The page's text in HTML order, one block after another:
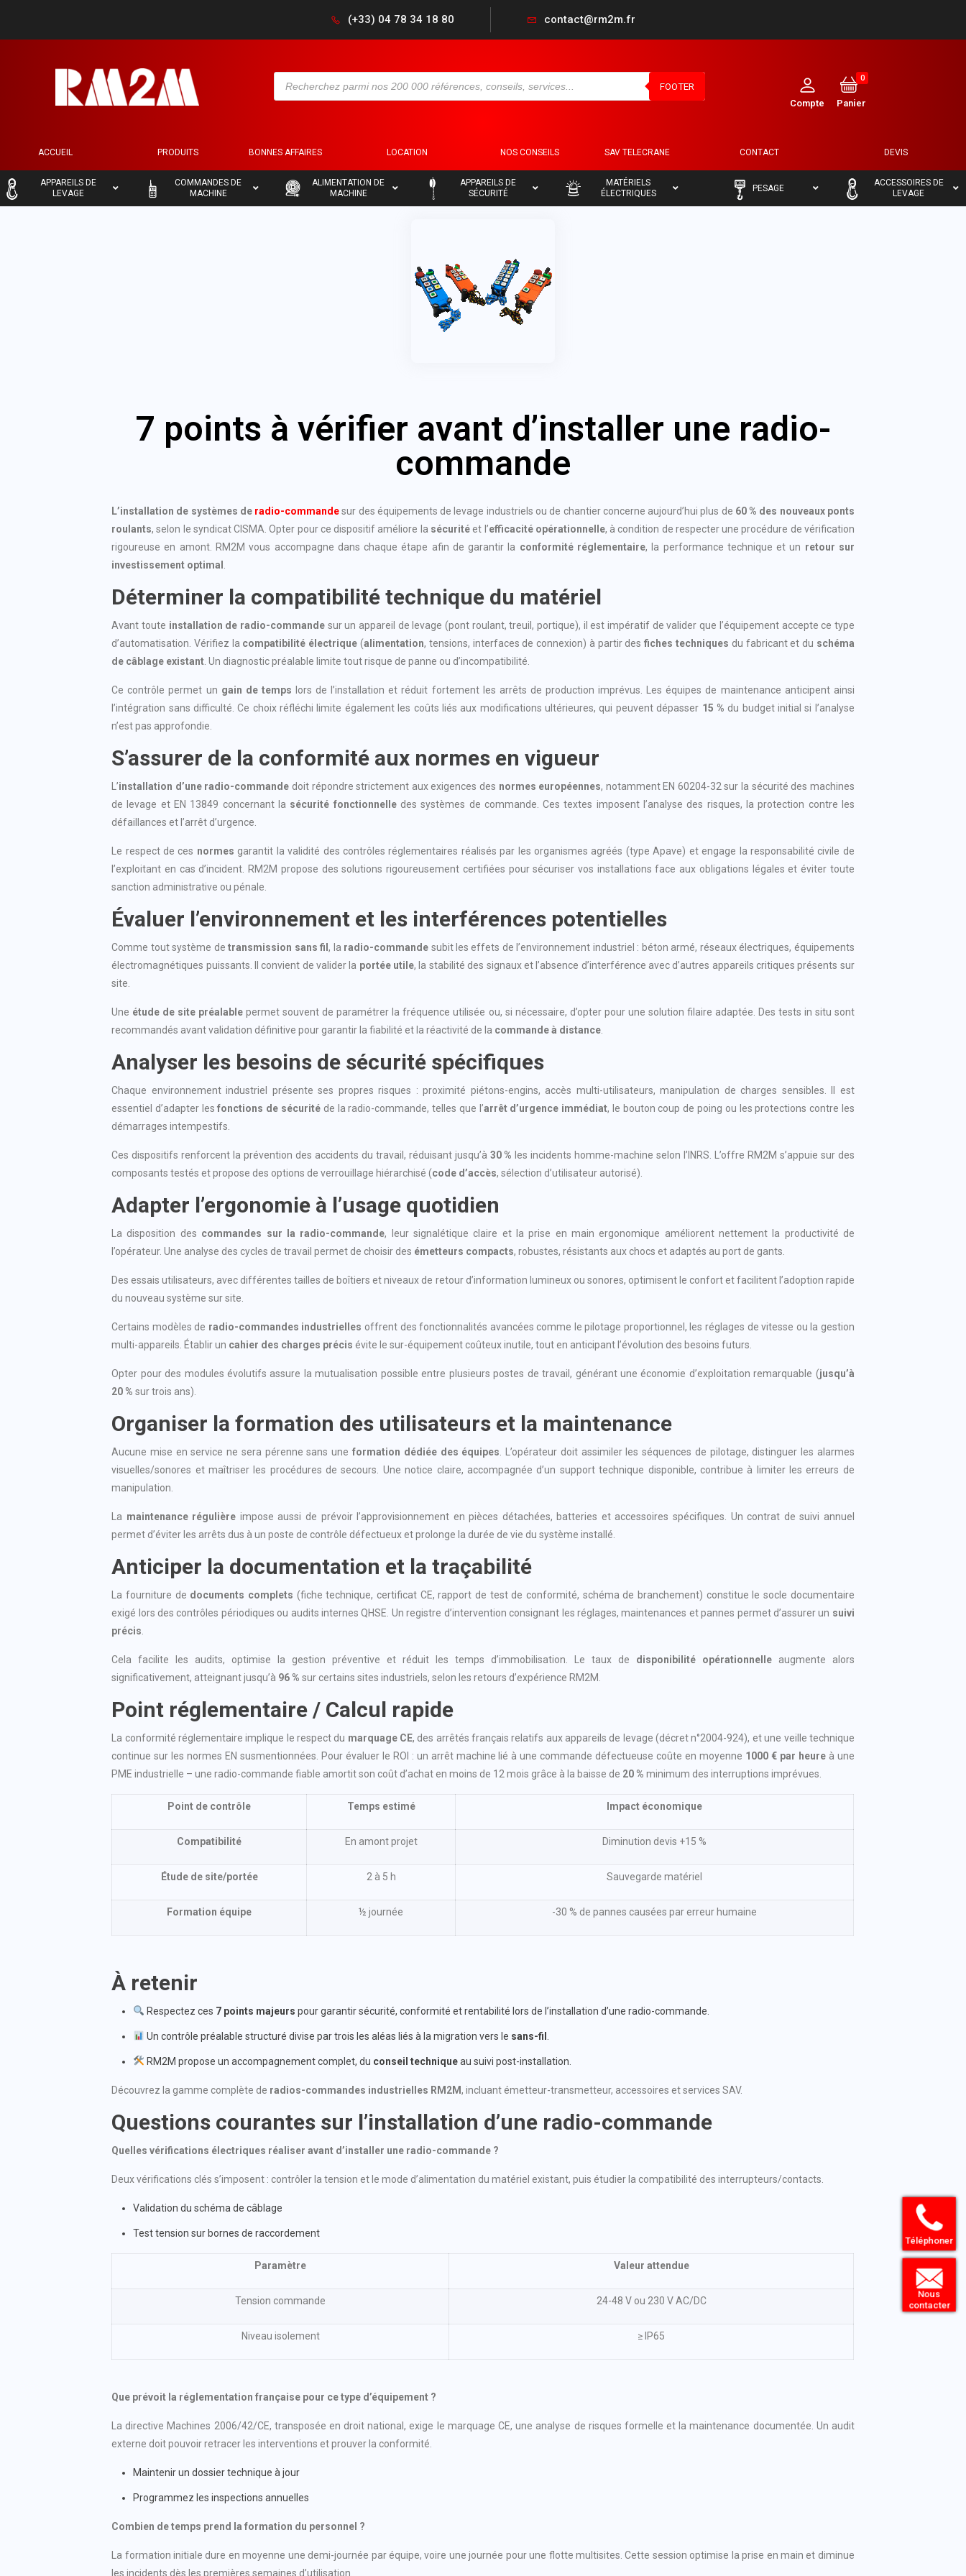
(+33) 04 78 34 18 80 contact@rm2m.fr
FOOTER
0
ACCUEIL
– PRODUITS
– BONNES AFFAIRES
– LOCATION
– NOS CONSEILS SAV TELECRANE
– CONTACT
– DEVIS
–
APPAREILS DE
LEVAGE
COMMANDES DE
MACHINE
ALIMENTATION DE
MACHINE
APPAREILS DE
SÉCURITÉ
MATÉRIELS
ÉLECTRIQUES
PESAGE
ACCESSOIRES DE
LEVAGE
7 points à vérifier avant d’installer une radio-
commande
L’installation de systèmes de radio-commandesur des équipements de levage industriels ou de chantier concerne aujourd’hui plus de 60 % des nouveaux ponts
roulants, selon le syndicat CISMA. Opter pour ce dispositif améliore la sécuritéet l’efficacité opérationnelle, à condition de respecter une procédure de vérification
rigoureuse en amont. RM2M vous accompagne dans chaque étape afin de garantir la conformité réglementaire, la performance technique et un retour sur
investissement optimal
Déterminer la compatibilité technique du matériel
Avant toute installation de radio-commandesur un appareil de levage (pont roulant, treuil, portique), il est impératif de valider que l’équipement accepte ce type
d’automatisation. Vérifiez la compatibilité électrique (alimentation, tensions, interfaces de connexion) à partir desfiches techniques du fabricant et du schéma
de câblage existant . Un diagnostic préalable limite tout risque de panne ou d’incompatibilité.
Ce contrôle permet un gain de temps lors de l’installation et réduit fortement les arrêts de production imprévus. Les équipes de maintenance anticipent ainsi
l’intégration sans difficulté. Ce choix réfléchi limite également les coûts liés aux modifications ultérieures, qui peuvent dépasser 15 % du budget initial si l’analyse
n’est pas approfondie.
S’assurer de la conformité aux normes en vigueur
L’installation d’une radio-commande doit répondre strictement aux exigences des normes européennes, notamment EN 60204-32 sur la sécurité des machines
de levage et EN 13849 concernant la sécurité fonctionnelledes systèmes de commande. Ces textes imposent l’analyse des risques, la protection contre les
défaillances et l’arrêt d’urgence.
Le respect de ces normes garantit la validité des contrôles réglementaires réalisés par les organismes agréés (type Apave) et engage la responsabilité civile de
l’exploitant en cas d’incident. RM2M propose des solutions rigoureusement certifiées pour sécuriser vos installations face aux obligations légales et éviter toute
sanction administrative ou pénale.
Évaluer l’environnement et les interférences potentielles
Comme tout système detransmission sans fil, la radio-commande subit les effets de l’environnement industriel : béton armé, réseaux électriques, équipements
électromagnétiques puissants. Il convient de valider la portée utile, la stabilité des signaux et l’absence d’interférence avec d’autres appareils critiques présents sur
site.
Une étude de site préalable permet souvent de paramétrer la fréquence utilisée ou, si nécessaire, d’opter pour une solution filaire adaptée. Des tests in situ sont
recommandés avant validation définitive pour garantir la fiabilité et la réactivité de la commande à distance
Analyser les besoins de sécurité spécifiques
Chaque environnement industriel présente ses propres risques : proximité piétons-engins, accès multi-utilisateurs, manipulation de charges sensibles. Il est
essentiel d’adapter lesfonctions de sécurité de la radio-commande, telles que l’arrêt d’urgence immédiat, le bouton coup de poing ou les protections contre les
démarrages intempestifs.
Ces dispositifs renforcent la prévention des accidents du travail, réduisant jusqu’à 30 % les incidents homme-machine selon l’INRS. L’offre RM2M s’appuie sur des
composants testés et propose des options de verrouillage hiérarchisé (code d’accès, sélection d’utilisateur autorisé).
Adapter l’ergonomie à l’usage quotidien
La disposition des commandes sur la radio-commande, leur signalétique claire et la prise en main ergonomique améliorent nettement la productivité de
l’opérateur. Une analyse des cycles de travail permet de choisir des émetteurs compacts, robustes, résistants aux chocs et adaptés au port de gants.
Des essais utilisateurs, avec différentes tailles de boîtiers et niveaux de retour d’information lumineux ou sonores, optimisent le confort et facilitent l’adoption rapide
du nouveau système sur site.
Certains modèles de radio-commandes industrielles offrent des fonctionnalités avancées comme le pilotage proportionnel, les réglages de vitesse ou la gestion
multi-appareils. Établir un cahier des charges précis évite le sur-équipement coûteux inutile, tout en anticipant l’évolution des besoins futurs.
Opter pour des modules évolutifs assure la mutualisation possible entre plusieurs postes de travail, générant une économie d’exploitation remarquable (jusqu’à
20 % sur trois ans).
Organiser la formation des utilisateurs et la maintenance
Aucune mise en service ne sera pérenne sans une formation dédiée des équipes . L’opérateur doit assimiler les séquences de pilotage, distinguer les alarmes
visuelles/sonores et maîtriser les procédures de secours. Une notice claire, accompagnée d’un support technique disponible, contribue à limiter les erreurs de
manipulation.
La maintenance régulière impose aussi de prévoir l’approvisionnement en pièces détachées, batteries et accessoires spécifiques. Un contrat de suivi annuel
permet d’éviter les arrêts dus à un poste de contrôle défectueux et prolonge la durée de vie du système installé.
Anticiper la documentation et la traçabilité
La fourniture de documents complets (fiche technique, certificat CE, rapport de test de conformité, schéma de branchement) constitue le socle documentaire
exigé lors des contrôles périodiques ou audits internes QHSE. Un registre d’intervention consignant les réglages, maintenances et pannes permet d’assurer un suivi
précis
Cela facilite les audits, optimise la gestion préventive et réduit les temps d’immobilisation. Le taux de disponibilité opérationnelleaugmente alors
significativement, atteignant jusqu’à 96 % sur certains sites industriels, selon les retours d’expérience RM2M.
Point réglementaire / Calcul rapide
La conformité réglementaire implique le respect du marquage CE, des arrêtés français relatifs aux appareils de levage (décret n°2004-924), et une veille technique
continue sur les normes EN susmentionnées. Pour évaluer le ROI : un arrêt machine lié à une commande défectueuse coûte en moyenne 1000 € par heureà une
PME industrielle – une radio-commande fiable amortit son coût d’achat en moins de 12 mois grâce à la baisse de 20 % minimum des interruptions imprévues.
Point de contrôle Temps estimé Impact économique
Compatibilité En amont projet Diminution devis +15 %
Étude de site/portée 2 à 5 h Sauvegarde matériel
Formation équipe ½ journée -30 % de pannes causées par erreur humaine
À retenir
Respectez ces 7 points majeurs pour garantir sécurité, conformité et rentabilité lors de l’installation d’une radio-commande.
Un contrôle préalable structuré divise par trois les aléas liés à la migration vers le sans-fil
RM2M propose un accompagnement complet, du conseil techniqueau suivi post-installation.
Découvrez la gamme complète de radios-commandes industrielles RM2M, incluant émetteur-transmetteur, accessoires et services SAV.
Questions courantes sur l’installation d’une radio-commande
Quelles vérifications électriques réaliser avant d’installer une radio-commande ?
Deux vérifications clés s’imposent : contrôler la tension et le mode d’alimentation du matériel existant, puis étudier la compatibilité des interrupteurs/contacts.
Validation du schéma de câblage
Test tension sur bornes de raccordement
Paramètre Valeur attendue
Tension commande 24-48 V ou 230 V AC/DC
Niveau isolement ≥ IP65
Que prévoit la réglementation française pour ce type d’équipement ?
La directive Machines 2006/42/CE, transposée en droit national, exige le marquage CE, une analyse de risques formelle et la maintenance documentée. Un audit
externe doit pouvoir retracer les interventions et prouver la conformité.
Maintenir un dossier technique à jour
Programmez les inspections annuelles
Combien de temps prend la formation du personnel ?
La formation initiale dure en moyenne une demi-journée par équipe, voire une journée pour une flotte multisites. Cette session optimise la prise en main et diminue
les incidents dès les premières semaines d’utilisation.
Téléphoner
Nous
contacter